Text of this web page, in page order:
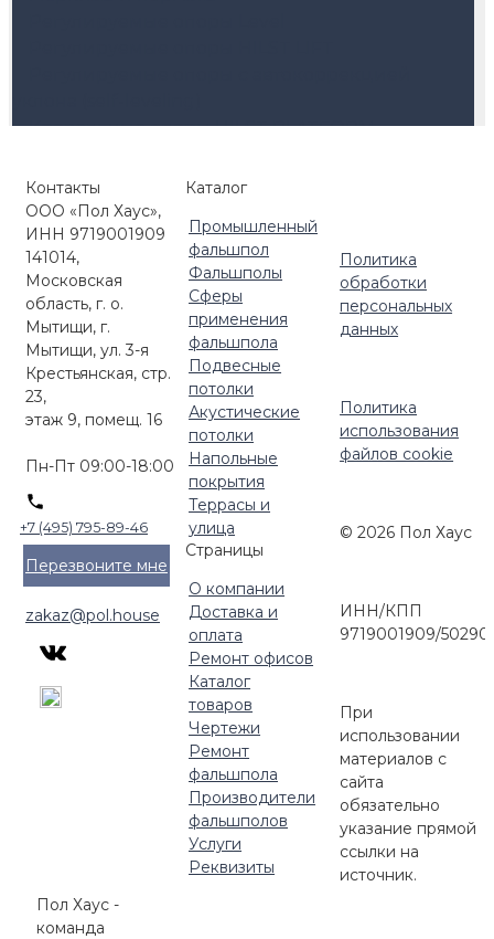
Кровельные опоры HILST PLATFORM
Контакты
ООО «Пол Хаус»,
ИНН 9719001909
141014,
Московская
область, г. о.
Мытищи, г.
Мытищи, ул. 3-я
Крестьянская, стр.
23,
этаж 9, помещ. 16
Пн-Пт 09:00-18:00
+7 (495) 795-89-46
Перезвоните мне
zakaz@pol.house
Каталог
Промышленный
фальшпол
Фальшполы
Сферы
применения
фальшпола
Подвесные
потолки
Акустические
потолки
Напольные
покрытия
Террасы и
улица
Страницы
О компании
Доставка и
оплата
Ремонт офисов
Каталог
товаров
Чертежи
Ремонт
фальшпола
Производители
фальшполов
Услуги
Реквизиты
Пол Хаус -
команда
Политика
обработки
персональных
данных
Политика
использования
файлов cookie
© 2026 Пол Хаус
ИНН/КПП
9719001909/
При
использовании
материалов с
сайта
обязательно
указание прямой
ссылки на
источник.